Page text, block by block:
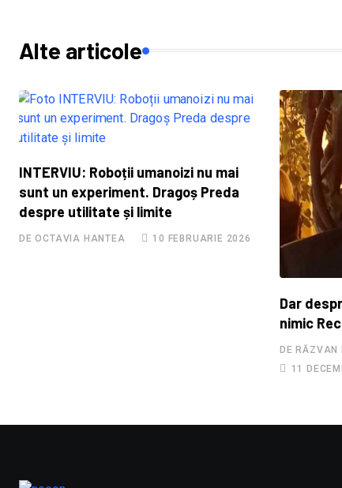
Alte articole
INTERVIU: Roboții umanoizi nu mai
sunt un experiment. Dragoș Preda
despre utilitate și limite
DE OCTAVIA HANTEA 10 FEBRUARIE 2026
Dar
nimic
DE RĂZVAN
11